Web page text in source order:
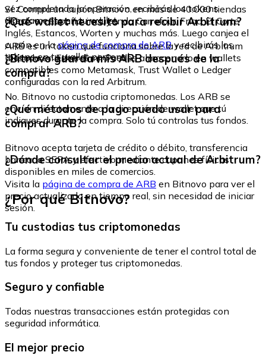
vez completada la operación, recibirás los tokens
directamente en tu wallet.
Sí. Compra un cupón Bitnovo en más de 40.000 tiendas
físicas en España, incluyendo Carrefour, Fnac, El Corte
Inglés, Estancos, Worten y muchas más. Luego canjea el
cupón en lapágina de compra de ARBy recibirás los
tokens en tu wallet personal.
¿Qué wallet necesito para recibir Arbitrum?
ARB es un token que funciona sobre la red de Arbitrum
(basada en Ethereum). Puedes almacenarlo en wallets
compatibles como Metamask, Trust Wallet o Ledger
configuradas con la red Arbitrum.
¿Bitnovo guarda mis ARB después de la
compra?
No. Bitnovo no custodia criptomonedas. Los ARB se
envían directamente a la dirección de wallet que tú
indiques durante la compra. Solo tú controlas tus fondos.
¿Qué métodos de pago puedo usar para
comprar ARB?
Bitnovo acepta tarjeta de crédito o débito, transferencia
bancaria SEPA y efectivo mediante cupones físicos
disponibles en miles de comercios.
¿Dónde consultar el precio actual de Arbitrum?
Visita la página de compra de ARB en Bitnovo para ver el
precio actualizado en tiempo real, sin necesidad de iniciar
sesión.
¿Por qué Bitnovo?
Tu custodias tus criptomonedas
La forma segura y conveniente de tener el control total de
tus fondos y proteger tus criptomonedas.
Seguro y confiable
Todas nuestras transacciones están protegidas con
seguridad informática.
El mejor precio